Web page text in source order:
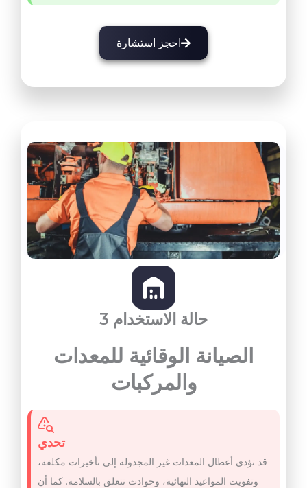
احجز استشارة
حالة الاستخدام 3
الصيانة الوقائية للمعدات
والمركبات
تحدي
قد تؤدي أعطال المعدات غير المجدولة إلى تأخيرات مكلفة،
وتفويت المواعيد النهائية، وحوادث تتعلق بالسلامة. كما أن